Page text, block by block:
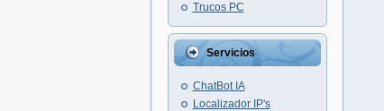
Trucos PC
Servicios
ChatBot IA
Localizador IP's